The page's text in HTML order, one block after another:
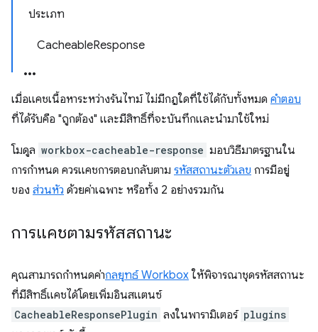
ประเภท
CacheableResponse
เมื่อแคชเนื้อหาระหว่างรันไทม์ ไม่มีกฎใดที่ใช้ได้กับทั้งหมด คำตอบ
ที่ได้รับคือ "ถูกต้อง" และมีสิทธิ์ที่จะบันทึกและนำมาใช้ใหม่
โมดูล workbox-cacheable-response มอบวิธีมาตรฐานใน
การกำหนด ควรแคชการตอบกลับตาม รหัสสถานะตัวเลข การมีอยู่
ของ ส่วนหัว ด้วยค่าเฉพาะ หรือทั้ง 2 อย่างรวมกัน
การแคชตามรหัสสถานะ
คุณสามารถกําหนดค่ากลยุทธ์ Workbox ให้พิจารณาชุดรหัสสถานะ
ที่มีสิทธิ์แคชได้โดยเพิ่มอินสแตนซ์
CacheableResponsePlugin ลงในพารามิเตอร์ plugins